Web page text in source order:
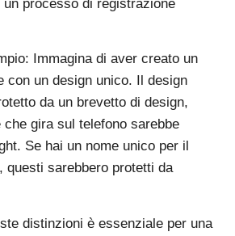
processo di registrazione
Immagina di aver creato un
con un design unico. Il design
da un brevetto di design,
gira sul telefono sarebbe
Se hai un nome unico per il
questi sarebbero protetti da
distinzioni è essenziale per una